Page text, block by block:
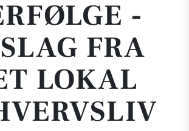
-
FRA
LOKAL